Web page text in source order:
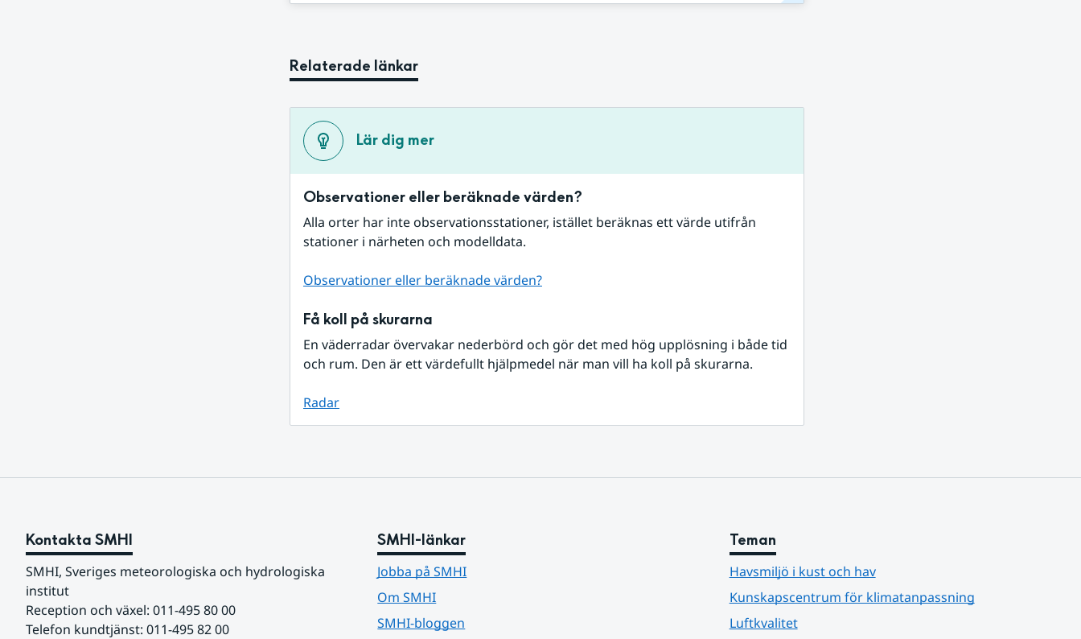
Relaterade länkar
Lär dig mer
Observationer eller beräknade värden?
Alla orter har inte observationsstationer, istället beräknas ett värde utifrån
stationer i närheten och modelldata.
Observationer eller beräknade värden?
Få koll på skurarna
En väderradar övervakar nederbörd och gör det med hög upplösning i både tid
och rum. Den är ett värdefullt hjälpmedel när man vill ha koll på skurarna.
Radar
Kontakta SMHI
SMHI, Sveriges meteorologiska och hydrologiska
institut
Reception och växel: 011-495 80 00
Telefon kundtjänst: 011-495 82 00
SMHI-länkar
Jobba på SMHI
Om SMHI
SMHI-bloggen
Teman
Havsmiljö i kust och hav
Kunskapscentrum för klimatanpassning
Luftkvalitet